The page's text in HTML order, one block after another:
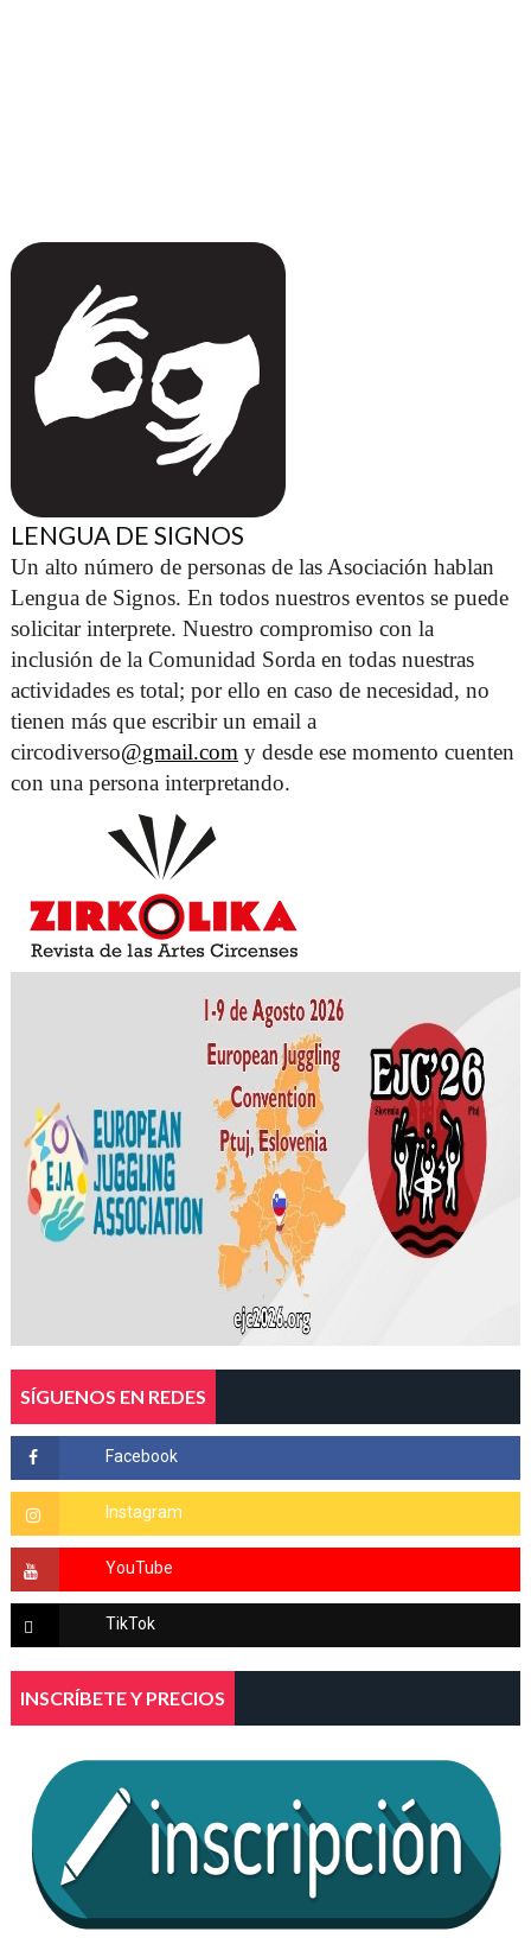
LENGUA DE SIGNOS
Un alto número de personas de las Asociación hablan
Lengua de Signos. En todos nuestros eventos se puede
solicitar interprete. Nuestro compromiso con la
inclusión de la Comunidad Sorda en todas nuestras
actividades es total; por ello en caso de necesidad, no
tienen más que escribir un email a
circodiverso@gmail.com y desde ese momento cuenten
con una persona interpretando.
SÍGUENOS EN REDES
INSCRÍBETE Y PRECIOS